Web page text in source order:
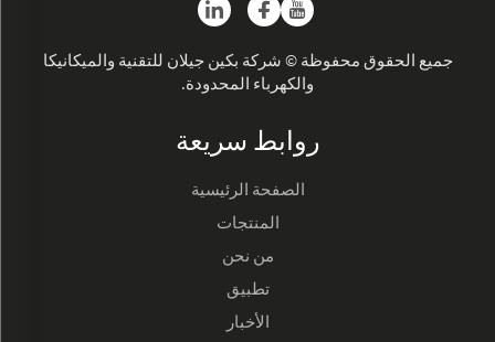
جميع الحقوق محفوظة © شركة بكين جيلان للتقنية والميكانيكا
والكهرباء المحدودة.
روابط سريعة
الصفحة الرئيسية
المنتجات
من نحن
تطبيق
الأخبار